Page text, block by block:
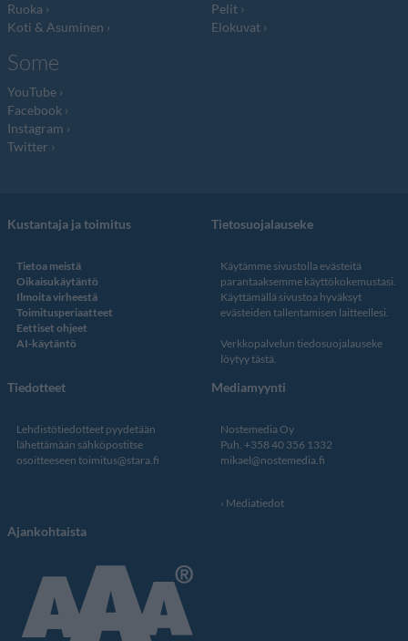
Ruoka
Koti & Asuminen
Pelit
Elokuvat
Some
YouTube
Facebook
Instagram
Twitter
Kustantaja ja toimitus
Tietoa meistä
Oikaisukäytäntö
Ilmoita virheestä
Toimitusperiaatteet
Eettiset ohjeet
AI-käytäntö
Tietosuojalauseke
Käytämme sivustolla evästeitä
parantaaksemme käyttökokemustasi.
Käyttämällä sivustoa hyväksyt
evästeiden tallentamisen laitteellesi.
Verkkopalvelun tiedosuojalauseke
löytyy tästä.
Tiedotteet
Lehdistötiedotteet pyydetään
lähettämään sähköpostitse
osoitteeseen toimitus@stara.fi
Mediamyynti
Nostemedia Oy
Puh. +358 40 356 1332
mikael@nostemedia.fi
Mediatiedot
Ajankohtaista